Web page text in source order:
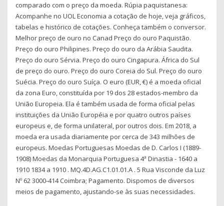
comparado com o preço da moeda. Rúpia paquistanesa:
Acompanhe no UOL Economia a cotação de hoje, veja gráficos,
tabelas e histórico de cotações. Conheça também o conversor.
Melhor preço de ouro no Canad Preço do ouro Paquistão.
Preço do ouro Philipines. Preço do ouro da Arábia Saudita.
Preço do ouro Sérvia. Preço do ouro Cingapura. África do Sul
de preço do ouro. Preço do ouro Coreia do Sul. Preço do ouro
Suécia. Preço do ouro Suíça. O euro (EUR, €) é a moeda oficial
da zona Euro, constituída por 19 dos 28 estados-membro da
União Europeia. Ela é também usada de forma oficial pelas
instituições da União Européia e por quatro outros países
europeus e, de forma unilateral, por outros dois. Em 2018, a
moeda era usada diariamente por cerca de 343 milhões de
europeus. Moedas Portuguesas Moedas de D. Carlos I (1889-
1908) Moedas da Monarquia Portuguesa 4ª Dinastia - 1640 a
1910 1834 a 1910 . MQ.4D.AG.C1.01.01.A . 5 Rua Visconde da Luz
Nº 62 3000-414 Coimbra; Pagamento. Dispomos de diversos
meios de pagamento, ajustando-se às suas necessidades.